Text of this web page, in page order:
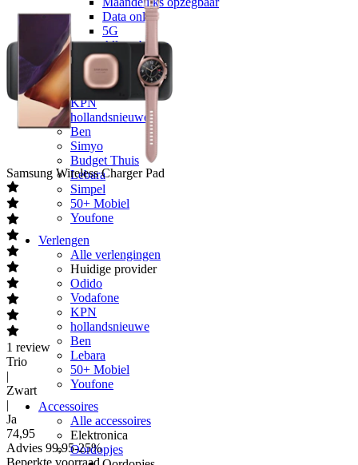
Data only
5G
Alleen bellen
Providers
Odido
Vodafone
KPN
hollandsnieuwe
Ben
Simyo
Budget Thuis
Lebara
Simpel
50+ Mobiel
Youfone
Verlengen
Alle verlengingen
Huidige provider
Odido
Vodafone
KPN
hollandsnieuwe
Ben
Lebara
50+ Mobiel
Youfone
Accessoires
Alle accessoires
Elektronica
Oordopjes
Samsung Wireless Charger Pad
1 review
Trio
|
Zwart
|
Ja
74,95
Advies 99,95-25%
Beperkte voorraad